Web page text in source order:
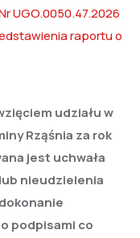
UGO.0050.47.2026
raportu o
udziału w
Rząśnia za rok
jest uchwała
nieudzielenia
podpisami co